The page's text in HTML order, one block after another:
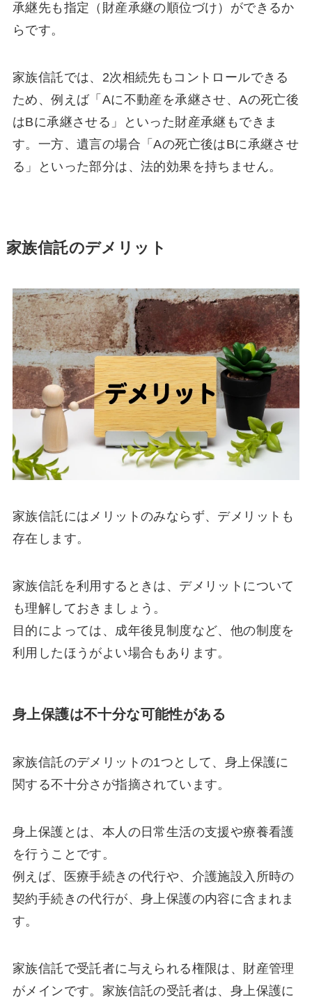
承継先も指定（財産承継の順位づけ）ができるか
らです。
家族信託では、2次相続先もコントロールできる
ため、例えば「Aに不動産を承継させ、Aの死亡後
はBに承継させる」といった財産承継もできま
す。一方、遺言の場合「Aの死亡後はBに承継させ
る」といった部分は、法的効果を持ちません。
家族信託のデメリット
家族信託にはメリットのみならず、デメリットも
存在します。
家族信託を利用するときは、デメリットについて
も理解しておきましょう。
目的によっては、成年後見制度など、他の制度を
利用したほうがよい場合もあります。
身上保護は不十分な可能性がある
家族信託のデメリットの1つとして、身上保護に
関する不十分さが指摘されています。
身上保護とは、本人の日常生活の支援や療養看護
を行うことです。
例えば、医療手続きの代行や、介護施設入所時の
契約手続きの代行が、身上保護の内容に含まれま
す。
家族信託で受託者に与えられる権限は、財産管理
がメインです。家族信託の受託者は、身上保護に